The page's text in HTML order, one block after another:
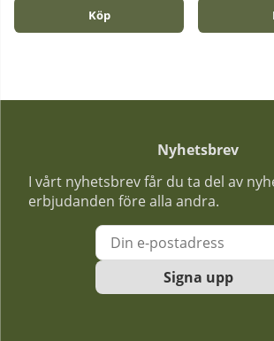
Köp
Nyhetsbrev
I vårt nyhetsbrev får du ta del av
erbjudanden före alla andra.
Signa upp